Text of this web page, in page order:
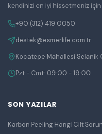
kendinizi en iyi hissetmeniz için
+90 (312) 419 0050
destek@esmerlife.com.tr
Kocatepe Mahallesi Selanik
Pzt - Cmt: 09:00 - 19:00
SON YAZILAR
Karbon Peeling Hangi Cilt